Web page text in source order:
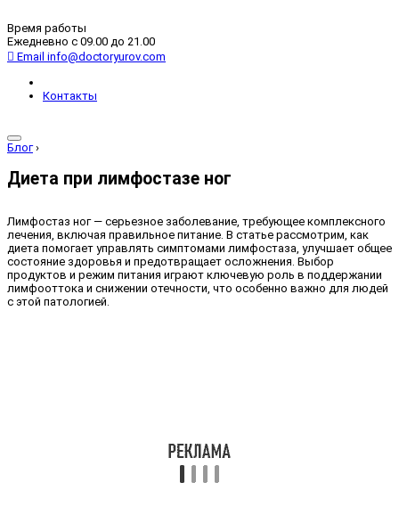
Время работы
Ежедневно с 09.00 до 21.00
Email info@doctoryurov.com
Контакты
Блог ›
Диета при лимфостазе ног
Лимфостаз ног — серьезное заболевание, требующее комплексного
лечения, включая правильное питание. В статье рассмотрим, как
диета помогает управлять симптомами лимфостаза, улучшает общее
состояние здоровья и предотвращает осложнения. Выбор
продуктов и режим питания играют ключевую роль в поддержании
лимфооттока и снижении отечности, что особенно важно для людей
с этой патологией.